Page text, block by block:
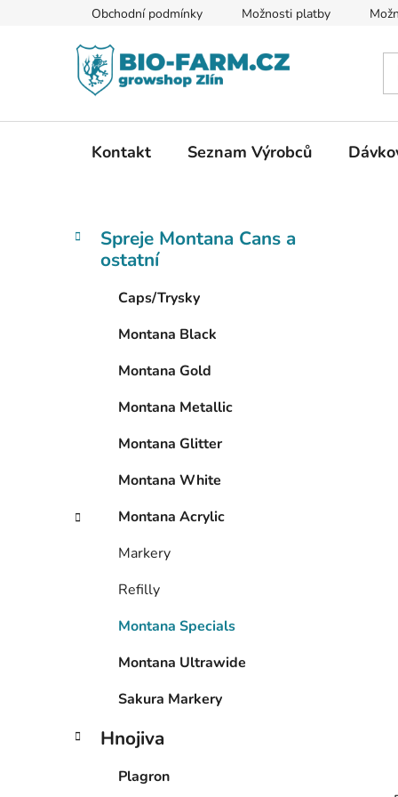
Obchodní podmínky Možnosti platby
Kontakt Seznam Výrobců
P
e
l
Přeskočit
kategorie
K
a
Spreje Montana Cans a
ostatní
Caps/Trysky
Montana Black
Montana Gold
Montana Metallic
Montana Glitter
Montana White
Montana Acrylic
Markery
Refilly
Montana Specials
Montana Ultrawide
Sakura Markery
Hnojiva
Plagron